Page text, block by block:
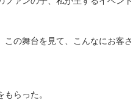
の舞台を見て、こんなにお客
らった。